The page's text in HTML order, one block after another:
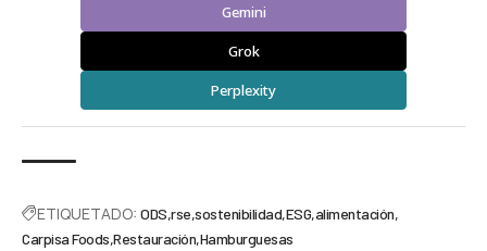
Gemini
Grok
Perplexity
ETIQUETADO: ODS rse sostenibilidad ESG alimentación
Carpisa Foods Restauración Hamburguesas